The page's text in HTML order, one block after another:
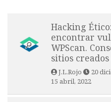
Hacking
encontrar
WPScan.
sitios
J.L.Rojo 20
15 abril, 2022